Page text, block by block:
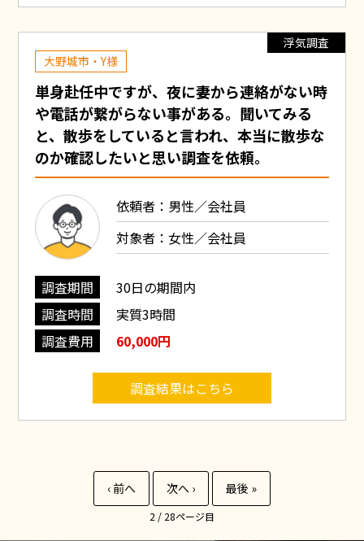
浮気調査
大野城市・Y様
単身赴任中ですが、夜に妻から連絡がない時
や電話が繋がらない事がある。聞いてみる
と、散歩をしていると言われ、本当に散歩な
のか確認したいと思い調査を依頼。
依頼者：男性／会社員
対象者：女性／会社員
調査期間
30日の期間内
調査時間
実質3時間
調査費用
60,000円
調査結果はこちら
2 / 28